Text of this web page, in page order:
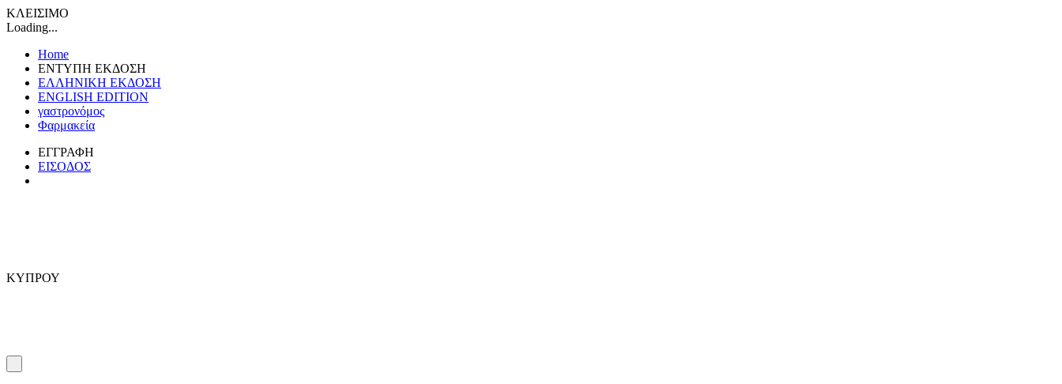
ΚΛΕΙΣΙΜΟ
Loading...
Home
ΕΝΤΥΠΗ ΕΚΔΟΣΗ
ΕΛΛΗΝΙΚΗ ΕΚΔΟΣΗ
ENGLISH EDITION
γαστρονόμος
Φαρμακεία
ΕΓΓΡΑΦΗ
ΕΙΣΟΔΟΣ
ΚΥΠΡΟΥ